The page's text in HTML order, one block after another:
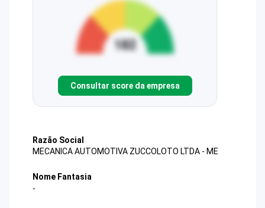
Consultar score da empresa
Razão Social
MECANICA AUTOMOTIVA ZUCCOLOTO LTDA - ME
Nome Fantasia
-